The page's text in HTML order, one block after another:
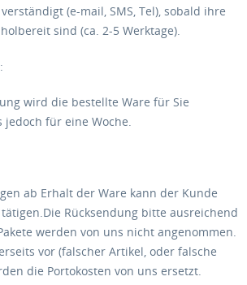
(e-mail, SMS, Tel), sobald ihre
sind (ca. 2-5 Werktage).
wird die bestellte Ware für Sie
jedoch für eine Woche.
ab Erhalt der Ware kann der Kunde
Rücksendung bitte ausreichend
werden von uns nicht angenommen.
vor (falscher Artikel, oder falsche
die Portokosten von uns ersetzt.